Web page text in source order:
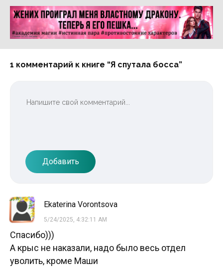
Реклама 16+ АО «ЛитГород»
1 комментарий к книге “Я спутала босса”
Добавить
Ekaterina Vorontsova
5/24/2025, 4:32:11 AM
Спасибо)))
А крыс не наказали, надо было весь отдел
уволить, кроме Маши